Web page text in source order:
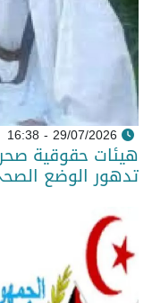
29/07/2026 - 16:38
هيئات حقوقية
تدهور الوضع